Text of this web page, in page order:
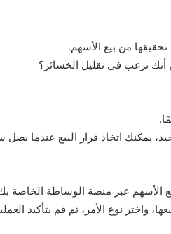
من بيع الأسهم.
أنك ترغب في تقليل الخسائر؟
يمكنك اتخاذ قرار البيع عندما
الأسهم عبر منصة الوساطة الخاصة
واختر نوع الأمر، ثم قم بتأكيد